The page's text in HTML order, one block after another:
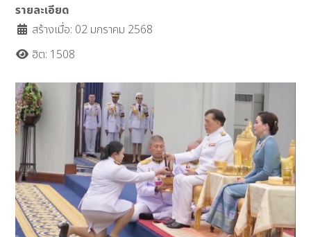
รายละเอียด
สร้างเมื่อ: 02 มกราคม 2568
ฮิต: 1508